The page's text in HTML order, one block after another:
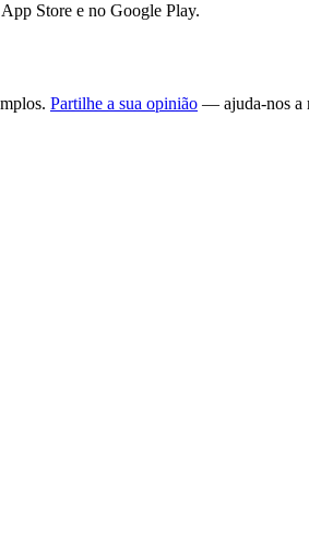
Store e no Google Play.
Partilhe a sua opinião — ajuda-nos a